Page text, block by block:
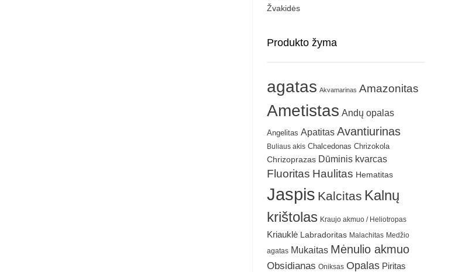
Žvakidės
Produkto žyma
agatas Akvamarinas Amazonitas
Ametistas Andų opalas
Angelitas Apatitas Avantiurinas
Buliaus akis Chalcedonas Chrizokola
Chrizoprazas Dūminis kvarcas
Fluoritas Haulitas Hematitas
Jaspis Kalcitas Kalnų
krištolas Kraujo akmuo / Heliotropas
Kriauklė Labradoritas Malachitas Medžio
agatas Mukaitas Mėnulio akmuo
Obsidianas Oniksas Opalas Piritas